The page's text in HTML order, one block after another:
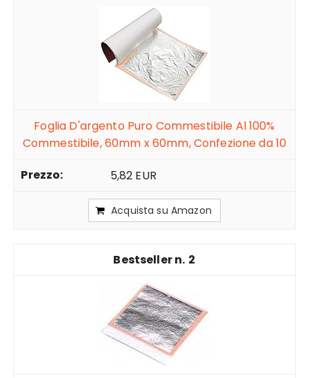
Foglia D'argento Puro Commestibile Al 100%
Commestibile, 60mm x 60mm, Confezione da 10
5,82 EUR
Acquista su Amazon
2